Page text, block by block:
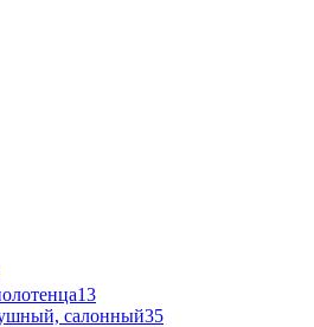
13
салонный35